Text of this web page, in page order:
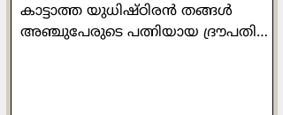
കാട്ടാത്ത യുധിഷ്ഠിരൻ തങ്ങൾ
അഞ്ചുപേരുടെ പത്നിയായ ദ്രൗപതിയെ